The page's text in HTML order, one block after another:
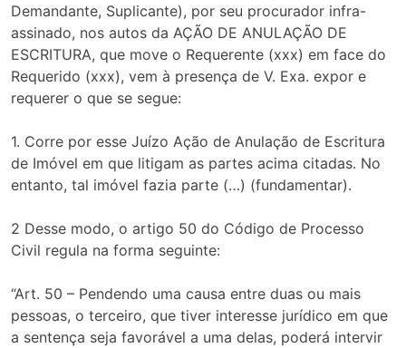
Demandante, Suplicante), por seu procurador infra-
assinado, nos autos da AÇÃO DE ANULAÇÃO DE
ESCRITURA, que move o Requerente (xxx) em face do
Requerido (xxx), vem à presença de V. Exa. expor e
requerer o que se segue:
1. Corre por esse Juízo Ação de Anulação de Escritura
de Imóvel em que litigam as partes acima citadas. No
entanto, tal imóvel fazia parte (…) (fundamentar).
2 Desse modo, o artigo 50 do Código de Processo
Civil regula na forma seguinte:
“Art. 50 – Pendendo uma causa entre duas ou mais
pessoas, o terceiro, que tiver interesse jurídico em que
a sentença seja favorável a uma delas, poderá intervir